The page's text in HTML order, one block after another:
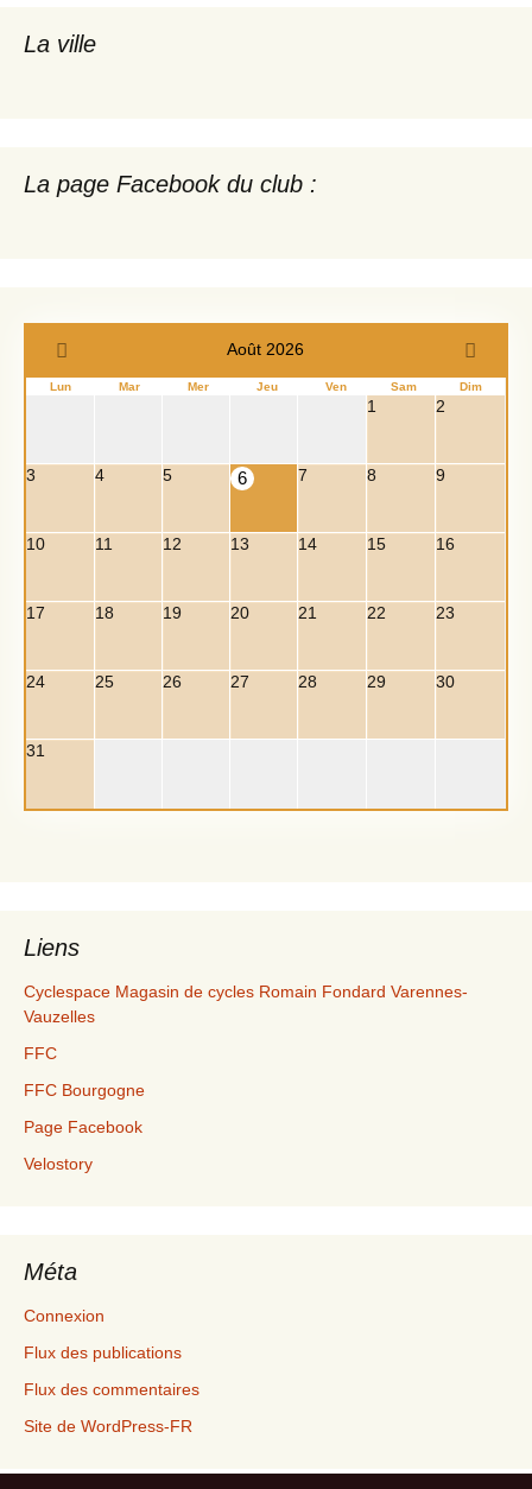
articles
La ville
La page Facebook du club :
Août 2026
Lun Mar Mer Jeu Ven Sam Dim
1 2
3 4 5 6 7 8 9
10 11 12 13 14 15 16
17 18 19 20 21 22 23
24 25 26 27 28 29 30
31
Liens
Cyclespace Magasin de cycles Romain Fondard Varennes-
Vauzelles
FFC
FFC Bourgogne
Page Facebook
Velostory
Méta
Connexion
Flux des publications
Flux des commentaires
Site de WordPress-FR